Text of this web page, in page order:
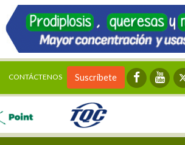
CONTÁCTENOS Suscríbete